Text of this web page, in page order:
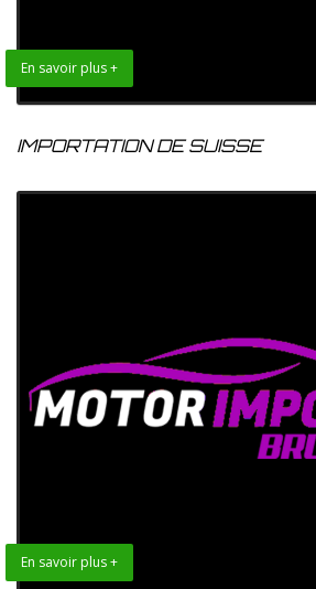
En savoir plus +
IMPORTATION DE SUISSE
En savoir plus +